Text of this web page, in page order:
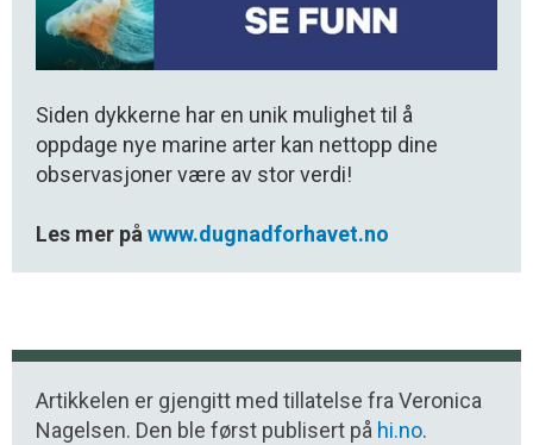
Siden dykkerne har en unik mulighet til å
oppdage nye marine arter kan nettopp dine
observasjoner være av stor verdi!
Les mer på www.dugnadforhavet.no
Artikkelen er gjengitt med tillatelse fra Veronica
Nagelsen. Den ble først publisert på hi.no.